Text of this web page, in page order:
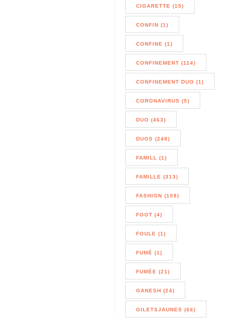
CIGARETTE (15)
CONFIN (1)
CONFINE (1)
CONFINEMENT (114)
CONFINEMENT DUO (1)
CORONAVIRUS (5)
DUO (463)
DUOS (248)
FAMILL (1)
FAMILLE (313)
FASHION (108)
FOOT (4)
FOULE (1)
FUMÉ (1)
FUMÉE (21)
GANESH (24)
GILETSJAUNES (66)